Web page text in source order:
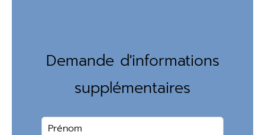
Demande d'informations
supplémentaires